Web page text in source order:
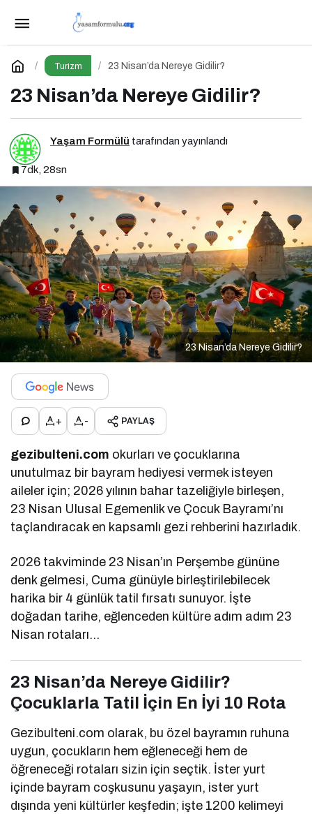
Turizm 23 Nisan’da Nereye Gidilir?
23 Nisan’da Nereye Gidilir?
Yaşam Formülü tarafından yayınlandı
7dk, 28sn
23 Nisan’da Nereye Gidilir?
+ - PAYLAŞ
gezibulteni.com okurları ve çocuklarına
unutulmaz bir bayram hediyesi vermek isteyen
aileler için; 2026 yılının bahar tazeliğiyle birleşen,
23 Nisan Ulusal Egemenlik ve Çocuk Bayramı’nı
taçlandıracak en kapsamlı gezi rehberini hazırladık.
2026 takviminde 23 Nisan’ın Perşembe gününe
denk gelmesi, Cuma günüyle birleştirilebilecek
harika bir 4 günlük tatil fırsatı sunuyor. İşte
doğadan tarihe, eğlenceden kültüre adım adım 23
Nisan rotaları…
23 Nisan’da Nereye Gidilir?
Çocuklarla Tatil İçin En İyi 10 Rota
Gezibulteni.com olarak, bu özel bayramın ruhuna
uygun, çocukların hem eğleneceği hem de
öğreneceği rotaları sizin için seçtik. İster yurt
içinde bayram coşkusunu yaşayın, ister yurt
dışında yeni kültürler keşfedin; işte 1200 kelimeyi
Ankara-Bükreş Direkt Seferleri Yeniden
Başladı!
Yorum Yap